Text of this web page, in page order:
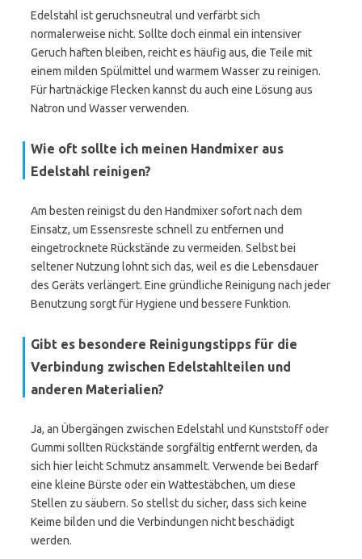
Edelstahl ist geruchsneutral und verfärbt sich
normalerweise nicht. Sollte doch einmal ein intensiver
Geruch haften bleiben, reicht es häufig aus, die Teile mit
einem milden Spülmittel und warmem Wasser zu reinigen.
Für hartnäckige Flecken kannst du auch eine Lösung aus
Natron und Wasser verwenden.
Wie oft sollte ich meinen Handmixer aus
Edelstahl reinigen?
Am besten reinigst du den Handmixer sofort nach dem
Einsatz, um Essensreste schnell zu entfernen und
eingetrocknete Rückstände zu vermeiden. Selbst bei
seltener Nutzung lohnt sich das, weil es die Lebensdauer
des Geräts verlängert. Eine gründliche Reinigung nach jeder
Benutzung sorgt für Hygiene und bessere Funktion.
Gibt es besondere Reinigungstipps für die
Verbindung zwischen Edelstahlteilen und
anderen Materialien?
Ja, an Übergängen zwischen Edelstahl und Kunststoff oder
Gummi sollten Rückstände sorgfältig entfernt werden, da
sich hier leicht Schmutz ansammelt. Verwende bei Bedarf
eine kleine Bürste oder ein Wattestäbchen, um diese
Stellen zu säubern. So stellst du sicher, dass sich keine
Keime bilden und die Verbindungen nicht beschädigt
werden.